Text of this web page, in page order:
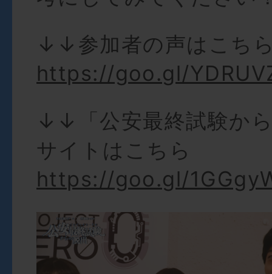
↓↓参加者の声はこち
https://goo.gl/
↓↓「公安最終試験か
サイトはこちら
https://goo.gl/